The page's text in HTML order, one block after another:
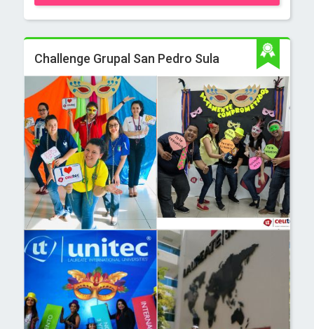
Challenge Grupal San Pedro Sula